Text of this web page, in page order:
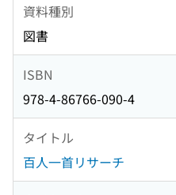
資料種別
図書
ISBN
978-4-86766-090-4
タイトル
百人一首リサーチ